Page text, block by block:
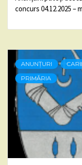
concurs 04.12.2025 –
ANUNȚURI
PRIMĂRIA